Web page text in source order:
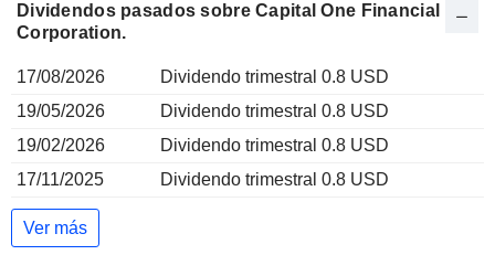
Dividendos pasados sobre Capital One Financial
Corporation.
17/08/2026
Dividendo trimestral 0.8 USD
19/05/2026
Dividendo trimestral 0.8 USD
19/02/2026
Dividendo trimestral 0.8 USD
17/11/2025
Dividendo trimestral 0.8 USD
Ver más